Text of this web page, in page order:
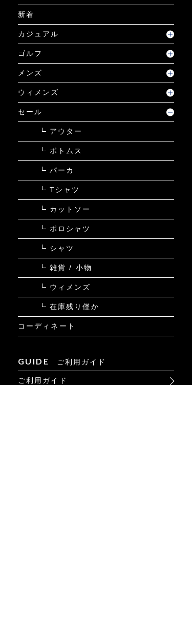
新着
カジュアル
ゴルフ
メンズ
ウィメンズ
セール
アウター
ボトムス
パーカ
Tシャツ
カットソー
ポロシャツ
シャツ
雑貨 / 小物
ウィメンズ
在庫残り僅か
コーディネート
GUIDE ご利用ガイド
ご利用ガイド